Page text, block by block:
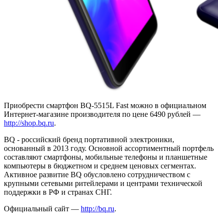
Приобрести смартфон BQ-5515L Fast можно в официальном
Интернет-магазине производителя по цене 6490 рублей —
http://shop.bq.ru.
BQ - российский бренд портативной электроники,
основанный в 2013 году. Основной ассортиментный портфель
составляют смартфоны, мобильные телефоны и планшетные
компьютеры в бюджетном и среднем ценовых сегментах.
Активное развитие BQ обусловлено сотрудничеством с
крупными сетевыми ритейлерами и центрами технической
поддержки в РФ и странах СНГ.
Официальный сайт — http://bq.ru.